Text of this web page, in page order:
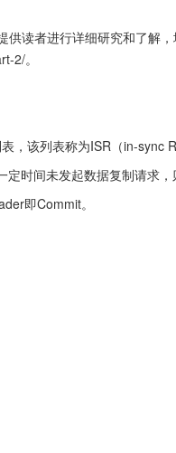
读者进行详细研究和了解，
2/。
，该列表称为ISR（in-sync
时间未发起数据复制请求，
即Commit。